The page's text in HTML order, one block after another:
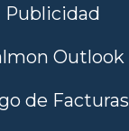
Publicidad
Outlook
de Facturas